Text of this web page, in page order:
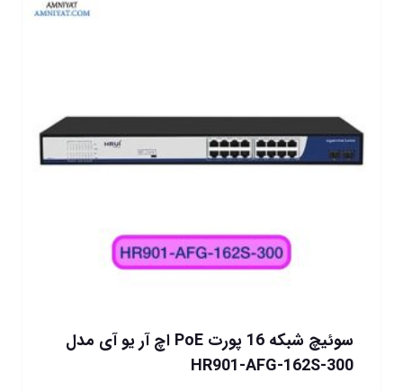
سوئیچ شبکه 16 پورت PoE اچ آر یو آی مدل
HR901-AFG-162S-300